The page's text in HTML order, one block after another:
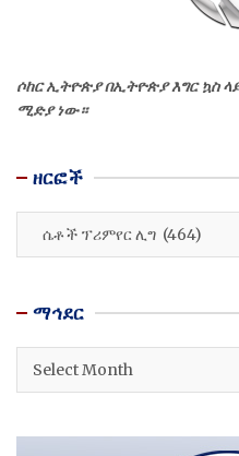
ሶከር ኢትዮጵያ በኢትዮጵያ እግር ኳስ
ሚድያ ነው።
ዘርፎች
ማኅደር
ማኅደር